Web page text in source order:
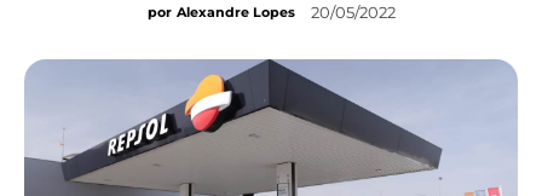
por Alexandre Lopes 20/05/2022